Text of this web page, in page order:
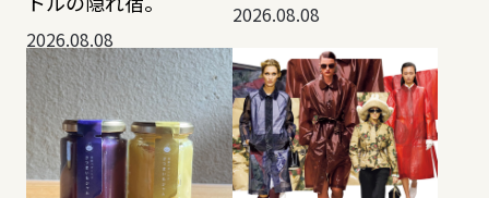
2026.08.08
2026.08.08